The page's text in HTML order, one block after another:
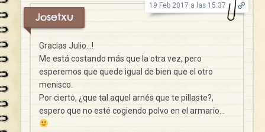
Josetxu
19 Feb 2017 a las 15:37
Gracias Julio…!
Me está costando más que la otra vez, pero
esperemos que quede igual de bien que el otro
menisco.
Por cierto, ¿que tal aquel arnés que te pillaste?,
espero que no esté cogiendo polvo en el armario…